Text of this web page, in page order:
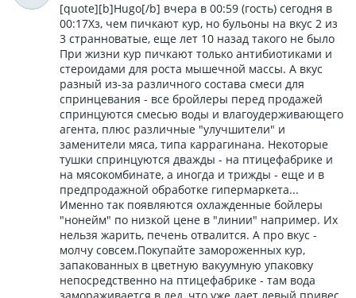
[quote][b]Hugo[/b] вчера в 00:59 (гость) сегодня в
00:17Хз, чем пичкают кур, но бульоны на вкус 2 из
3 странноватые, еще лет 10 назад такого не было
При жизни кур пичкают только антибиотиками и
стероидами для роста мышечной массы. А вкус
разный из-за различного состава смеси для
спринцевания - все бройлеры перед продажей
спринцуются смесью воды и влагоудерживающего
агента, плюс различные "улучшители" и
заменители мяса, типа каррагинана. Некоторые
тушки спринцуются дважды - на птицефабрике и
на мясокомбинате, а иногда и трижды - еще и в
предпродажной обработке гипермаркета...
Именно так появляются охлажденные бойлеры
"нонейм" по низкой цене в "линии" например. Их
нельзя жарить, печень отвалится. А про вкус -
молчу совсем.Покупайте замороженных кур,
запакованных в цветную вакуумную упаковку
непосредственно на птицефабрике - там вода